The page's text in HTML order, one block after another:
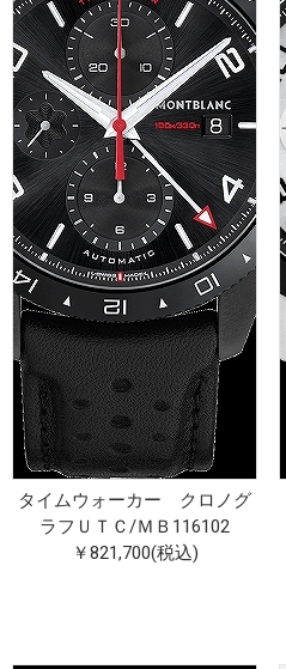
タイムウォーカー クロノグ
ラフＵＴＣ/ＭＢ116102
￥821,700(税込)